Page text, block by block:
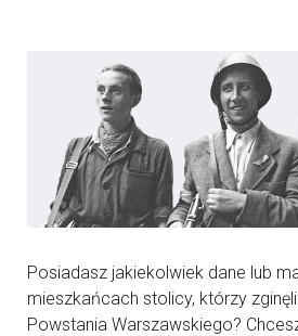
Posiadasz jakiekolwiek dane lub
mieszkańcach stolicy, którzy
Powstania Warszawskiego?